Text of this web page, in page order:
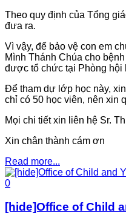
Theo quy định của Tổng
đưa ra.
Vì vậy, để bảo vệ con em
Mình Thánh Chúa cho
được tổ chức tại Phòng hội
Ðể tham dự lớp học này,
chỉ có 50 học viên, nên xin
Mọi chi tiết xin liên hệ Sr.
Xin chân thành cám ơn
Read more...
0
[hide]Office of Child